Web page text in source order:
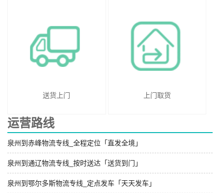
送货上门 上门取货
运营路线
泉州到赤峰物流专线_全程定位「直发全境」
泉州到通辽物流专线_按时送达「送货到门」
泉州到鄂尔多斯物流专线_定点发车「天天发车」